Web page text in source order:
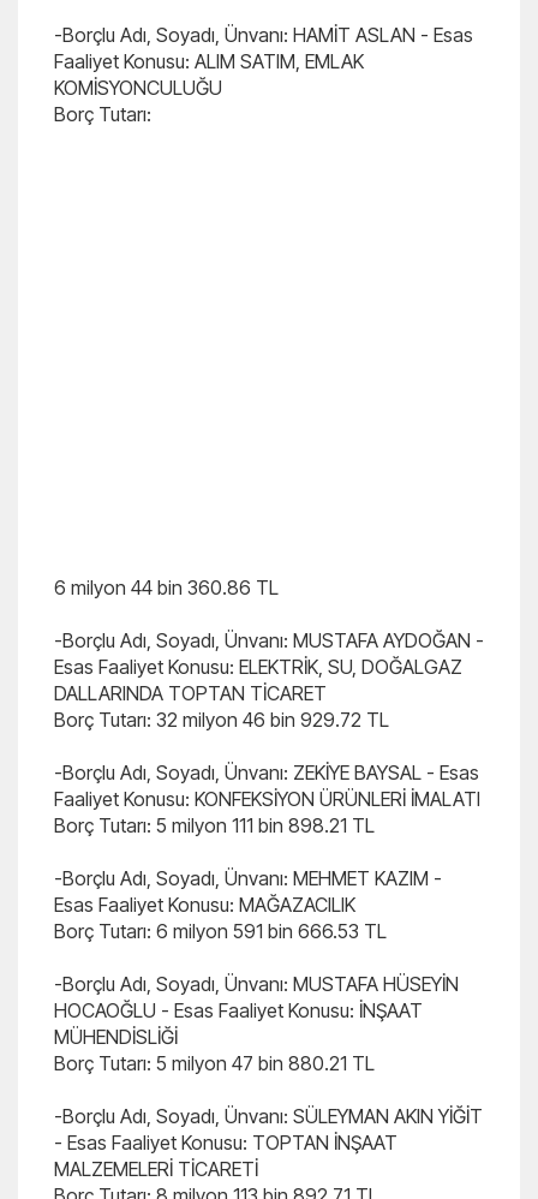
-Borçlu Adı, Soyadı, Ünvanı: HAMİT ASLAN - Esas
Faaliyet Konusu: ALIM SATIM, EMLAK
KOMİSYONCULUĞU
Borç Tutarı:
6 milyon 44 bin 360.86 TL
-Borçlu Adı, Soyadı, Ünvanı: MUSTAFA AYDOĞAN -
Esas Faaliyet Konusu: ELEKTRİK, SU, DOĞALGAZ
DALLARINDA TOPTAN TİCARET
Borç Tutarı: 32 milyon 46 bin 929.72 TL
-Borçlu Adı, Soyadı, Ünvanı: ZEKİYE BAYSAL - Esas
Faaliyet Konusu: KONFEKSİYON ÜRÜNLERİ İMALATI
Borç Tutarı: 5 milyon 111 bin 898.21 TL
-Borçlu Adı, Soyadı, Ünvanı: MEHMET KAZIM -
Esas Faaliyet Konusu: MAĞAZACILIK
Borç Tutarı: 6 milyon 591 bin 666.53 TL
-Borçlu Adı, Soyadı, Ünvanı: MUSTAFA HÜSEYİN
HOCAOĞLU - Esas Faaliyet Konusu: İNŞAAT
MÜHENDİSLİĞİ
Borç Tutarı: 5 milyon 47 bin 880.21 TL
-Borçlu Adı, Soyadı, Ünvanı: SÜLEYMAN AKIN YİĞİT
- Esas Faaliyet Konusu: TOPTAN İNŞAAT
MALZEMELERİ TİCARETİ